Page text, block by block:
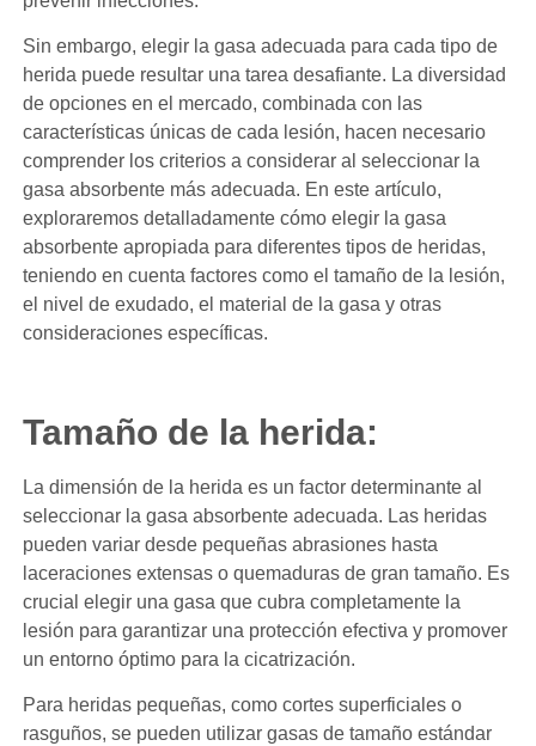
Sin embargo, elegir la gasa adecuada para cada tipo de
herida puede resultar una tarea desafiante. La diversidad
de opciones en el mercado, combinada con las
características únicas de cada lesión, hacen necesario
comprender los criterios a considerar al seleccionar la
gasa absorbente más adecuada. En este artículo,
exploraremos detalladamente cómo elegir la gasa
absorbente apropiada para diferentes tipos de heridas,
teniendo en cuenta factores como el tamaño de la lesión,
el nivel de exudado, el material de la gasa y otras
consideraciones específicas.
Tamaño de la herida:
La dimensión de la herida es un factor determinante al
seleccionar la gasa absorbente adecuada. Las heridas
pueden variar desde pequeñas abrasiones hasta
laceraciones extensas o quemaduras de gran tamaño. Es
crucial elegir una gasa que cubra completamente la
lesión para garantizar una protección efectiva y promover
un entorno óptimo para la cicatrización.
Para heridas pequeñas, como cortes superficiales o
rasguños, se pueden utilizar gasas de tamaño estándar